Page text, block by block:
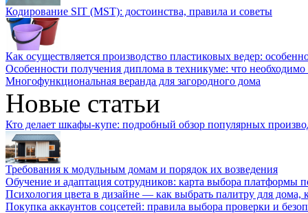
Кодирование SIT (MST): достоинства, правила и советы
Как осуществляется производство пластиковых ведер:
Особенности получения диплома в техникуме: что необходимо
Многофункциональная веранда для загородного дома
Новые статьи
Кто делает шкафы-купе: подробный обзор популярных
Требования к модульным домам и порядок их возведения
Обучение и адаптация сотрудников: карта выбора платформы
Психология цвета в дизайне — как выбрать палитру для дома,
Покупка аккаунтов соцсетей: правила выбора проверки и